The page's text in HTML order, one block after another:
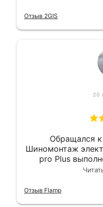
Отзыв 2GIS
20
Обращался
Шиномонтаж
pro Plus
Отзыв Flamp